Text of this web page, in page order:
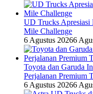
UD Trucks Apresiasi
Mile Challenge
6 Agustus 20266
Toyota dan Garuda
Perjalanan Premium
6 Agustus 20266